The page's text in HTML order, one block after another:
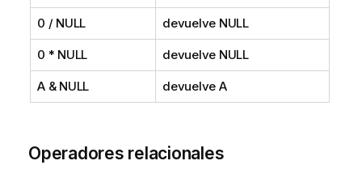
0 / NULL devuelve NULL
0 * NULL devuelve NULL
A & NULL devuelve A
Operadores relacionales